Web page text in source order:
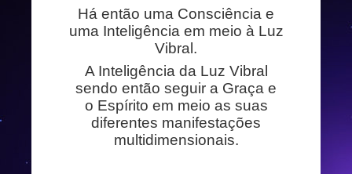
Há então uma Consciência e
uma Inteligência em meio à Luz
Vibral.
A Inteligência da Luz Vibral
sendo então seguir a Graça e
o Espírito em meio as suas
diferentes manifestações
multidimensionais.